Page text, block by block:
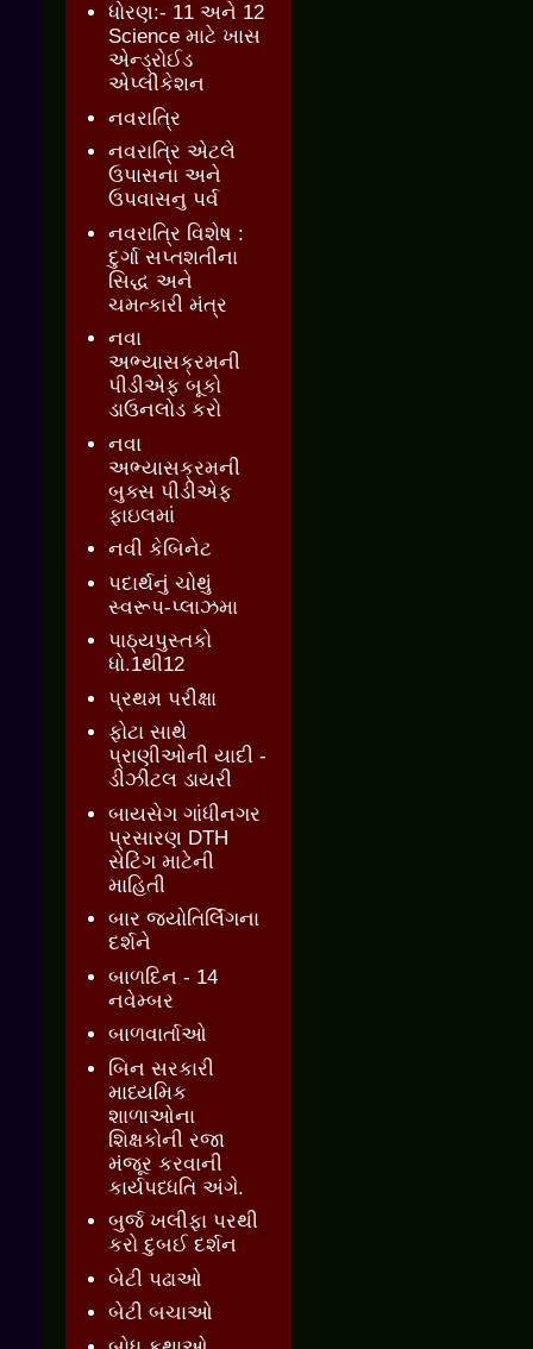
ધોરણ:- 11 અને 12
Science માટે ખાસ
એન્ડ્રોઈડ
એપ્લીકેશન
નવરાત્રિ
નવરાત્રિ એટલે
ઉપાસના અને
ઉપવાસનુ પર્વ
નવરાત્રિ વિશેષ :
દુર્ગા સપ્તશતીના
સિદ્ધ અને
ચમત્કારી મંત્ર
નવા
અભ્યાસક્રમની
પીડીએફ બૂકો
ડાઉનલોડ કરો
નવા
અભ્યાસક્રમની
બુક્સ પીડીએફ
ફાઇલમાં
નવી કેબિનેટ
પદાર્થનું ચોથું
સ્વરૂપ-પ્લાઝમા
પાઠ્યપુસ્તકો
ધો.1થી12
પ્રથમ પરીક્ષા
ફોટા સાથે
પ્રાણીઓની યાદી -
ડીઝીટલ ડાયરી
બાયસેગ ગાંધીનગર
પ્રસારણ DTH
સેટિંગ માટેની
માહિતી
બાર જ્‍યોતિર્લિંગના
દર્શને
બાળદિન - 14
નવેમ્બર
બાળવાર્તાઓ
બિન સરકારી
માધ્યમિક
શાળાઓના
શિક્ષકોની રજા
મંજૂર કરવાની
કાર્યપધ્ધતિ અંગે.
બુર્જ ખલીફા પરથી
કરો દુબઈ દર્શન
બેટી પઢાઓ
બેટી બચાઓ